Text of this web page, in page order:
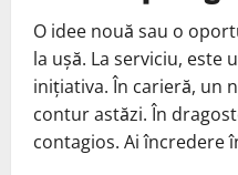
O idee nouă sau o
la ușă. La serviciu, este
inițiativa. În carieră, un
contur astăzi. În
contagios. Ai încredere